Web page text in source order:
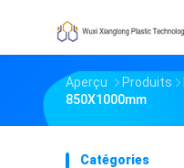
Aperçu Produits
850X1000mm
Catégories